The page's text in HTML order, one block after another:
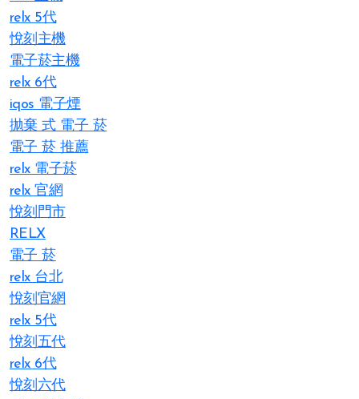
relx 5代
悅刻主機
電子菸主機
relx 6代
iqos 電子煙​
拋棄 式 電子 菸​
電子 菸 推薦
relx 電子菸
relx 官網
悅刻門市
RELX
電子 菸
relx 台北
悅刻官網
relx 5代
悅刻五代
relx 6代
悅刻六代